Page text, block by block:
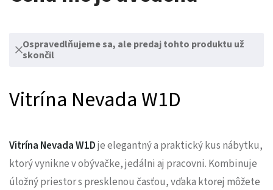
Ospravedlňujeme sa, ale predaj tohto produktu už
skončil
Vitrína Nevada W1D
Vitrína Nevada W1Dje elegantný a praktický kus nábytku,
ktorý vynikne v obývačke, jedálni aj pracovni. Kombinuje
úložný priestor s presklenou časťou, vďaka ktorej môžete